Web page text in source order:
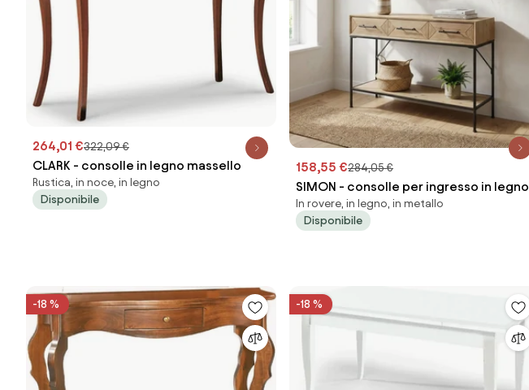
264,01 €322,09 €
CLARK - consolle in legno massello
Rustica, in noce, in legno
Disponibile
158,55 €284,05 €
SIMON - consolle per ingresso in legno
In rovere, in legno, in metallo
Disponibile
-18 % -18 %